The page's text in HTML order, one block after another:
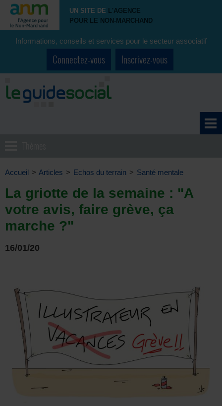
UN SITE DE L'AGENCE
POUR LE NON-MARCHAND
Informations, conseils et services pour le secteur associatif
Connectez-vous Inscrivez-vous
Accueil > Articles > Echos du terrain > Santé mentale
La griotte de la semaine : "A
votre avis, faire grève, ça
marche ?"
16/01/20